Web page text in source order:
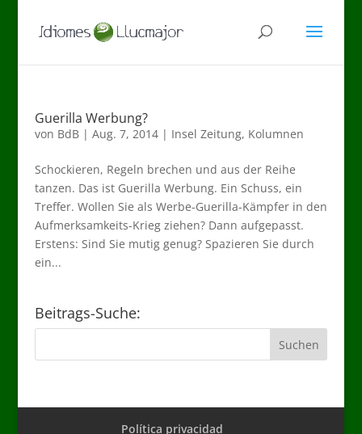
Guerilla Werbung?
von BdB| Aug. 7, 2014| Insel Zeitung, Kolumnen
Schockieren, Regeln brechen und aus der Reihe
tanzen. Das ist Guerilla Werbung. Ein Schuss, ein
Treffer. Wollen Sie als Werbe-Guerilla-Kämpfer in den
Aufmerksamkeits-Krieg ziehen? Dann aufgepasst.
Erstens: Sind Sie mutig genug? Spazieren Sie durch
ein...
Beitrags-Suche:
Política privacidad